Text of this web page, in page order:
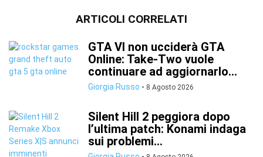
ARTICOLI CORRELATI
GTA VI non ucciderà GTA
Online: Take-Two vuole
continuare ad aggiornarlo...
Giorgia Russo - 8 Agosto 2026
Silent Hill 2 peggiora dopo
l’ultima patch: Konami indaga
sui problemi...